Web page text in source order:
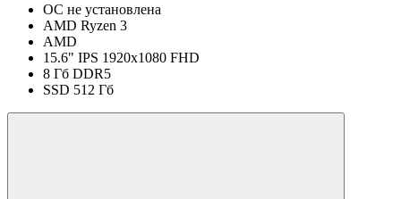
ОС не установлена
AMD Ryzen 3
AMD
15.6" IPS 1920x1080 FHD
8 Гб DDR5
SSD 512 Гб